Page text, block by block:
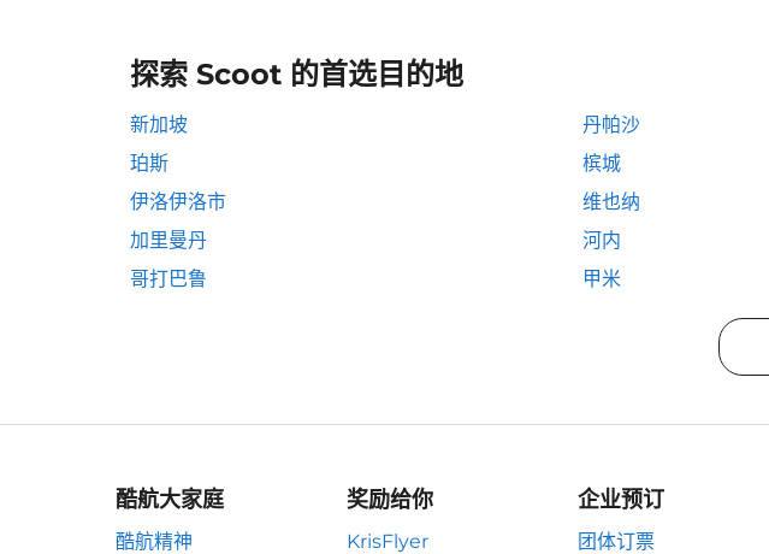
探索 Scoot 的首选目的地
新加坡 丹帕沙
珀斯
槟城
伊洛伊洛市
维也纳
加里曼丹
河内
哥打巴鲁
甲米
酷航大家庭
酷航精神
奖励给你
KrisFlyer
企业预订
团体订票